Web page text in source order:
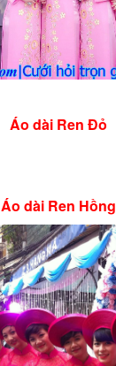
Áo dài Ren Đỏ
Áo dài Ren Hồng